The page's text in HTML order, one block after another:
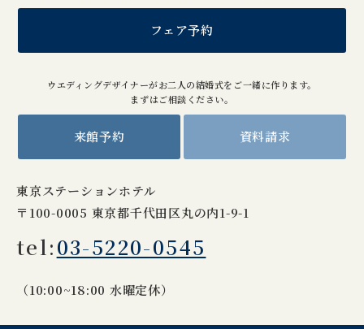
フェア予約
ウエディングデザイナーがお二人の結婚式をご一緒に作ります。
まずはご相談ください。
来館予約 資料請求
東京ステーションホテル
〒100-0005 東京都千代田区丸の内1-9-1
tel:03-5220-0545
（10:00~18:00 水曜定休）